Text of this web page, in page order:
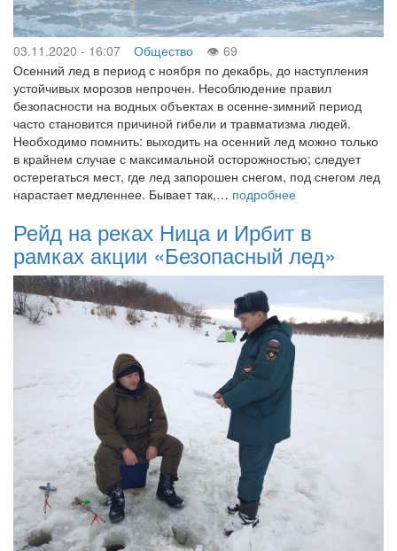
03.11.2020 - 16:07 Общество
69
Осенний лед в период с ноября по декабрь, до наступления
устойчивых морозов непрочен. Несоблюдение правил
безопасности на водных объектах в осенне-зимний период
часто становится причиной гибели и травматизма людей.
Необходимо помнить: выходить на осенний лед можно только
в крайнем случае с максимальной осторожностью; следует
остерегаться мест, где лед запорошен снегом, под снегом лед
нарастает медленнее. Бывает так,… подробнее
Рейд на реках Ница и Ирбит в
рамках акции «Безопасный лед»